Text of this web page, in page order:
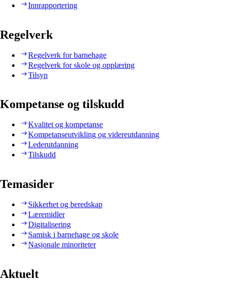
Innrapportering
Regelverk
Regelverk for barnehage
Regelverk for skole og opplæring
Tilsyn
Kompetanse og tilskudd
Kvalitet og kompetanse
Kompetanseutvikling og videreutdanning
Lederutdanning
Tilskudd
Temasider
Sikkerhet og beredskap
Læremidler
Digitalisering
Samisk i barnehage og skole
Nasjonale minoriteter
Aktuelt